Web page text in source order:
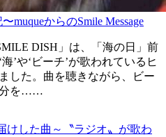
からのSmile Message
DISH」は、「海の日」前
’や‘ビーチ’が歌われているヒ
した。曲を聴きながら、ビー
分を……
した曲～〝ラジオ〟が歌わ